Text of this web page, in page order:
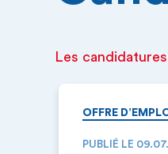
Les
OFFRE
PUBLIÉ LE